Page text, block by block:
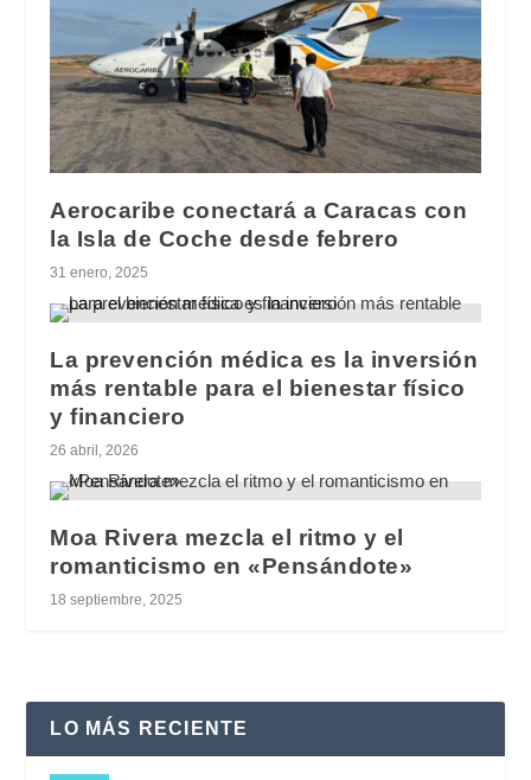
Aerocaribe conectará a Caracas con
la Isla de Coche desde febrero
31 enero, 2025
La prevención médica es la inversión
más rentable para el bienestar físico
y financiero
26 abril, 2026
Moa Rivera mezcla el ritmo y el
romanticismo en «Pensándote»
18 septiembre, 2025
LO MÁS RECIENTE